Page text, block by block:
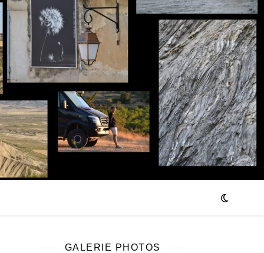
GALERIE PHOTOS